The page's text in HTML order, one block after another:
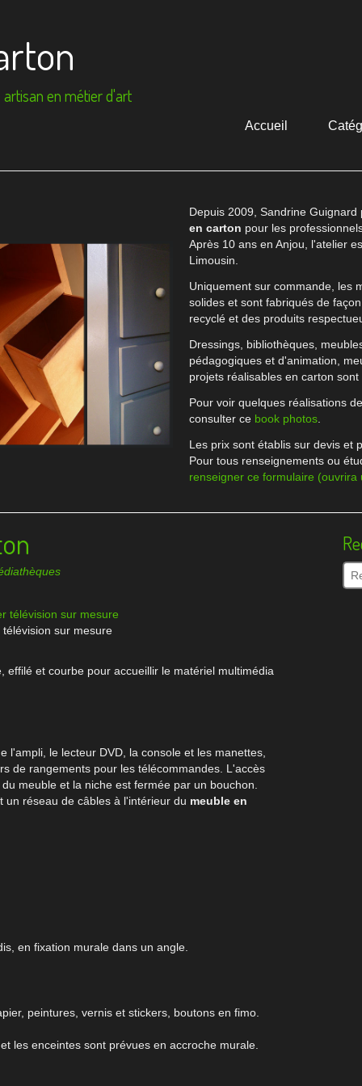
en métier d'art
Accueil
Depuis 2009, Sandrine
en carton pour les
Après 10 ans en Anjou, l'atelier
Limousin.
Uniquement sur commande, les
solides et sont fabriqués de
recyclé et des produits
Dressings, bibliothèques,
pédagogiques et d'animation,
projets réalisables en carton
Pour voir quelques réalisations
consulter ce book photos
Les prix sont établis sur devis et
Pour tous renseignements ou
renseigner ce formulaire (ouvrira
sur mesure
effilé et courbe pour accueillir le matériel multimédia
l'ampli, le lecteur DVD, la console et les manettes,
de rangements pour les télécommandes. L'accès
meuble et la niche est fermée par un bouchon.
réseau de câbles à l'intérieur du meuble en
en fixation murale dans un angle.
peintures, vernis et stickers, boutons en fimo.
les enceintes sont prévues en accroche murale.